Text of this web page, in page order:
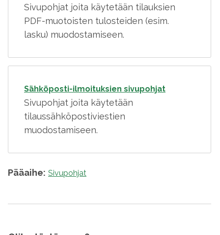
Sivupohjat joita käytetään tilauksien
PDF-muotoisten tulosteiden (esim.
lasku) muodostamiseen.
Sähköposti-ilmoituksien sivupohjat
Sivupohjat joita käytetään
tilaussähköpostiviestien
muodostamiseen.
Pääaihe: Sivupohjat